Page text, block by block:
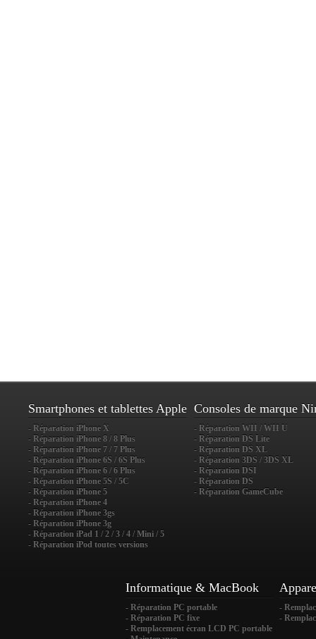
Smartphones et tablettes Apple
- Réparation iPhone X
- Réparation iPhone 8 / 8 Plus
- Réparation iPhone 7 / 7 Plus
- Réparation iPhone 6S / 6S Plus
- Réparation iPhone 6 / 6 Plus
- Réparation iPhone 5S / 5C
- Réparation iPhone 5
- Réparation iPhone 4
- Réparation iPhone 3gs
- Réparation iPhone 3g
- Réparation iPad 1 / 2 / 3 / 4 / Mini / 5
- Réparation iPod toutes versions
Consoles de marque
- Réparation WII / WII U
- Réparation DS Lite
- Réparation DS XL
- Réparation 3DS / 3DS XL
- Réparation DSI
- Réparation DS
- Réparation GameCube
Informatique & MacBook
- Réparation PC portable
- Réparation PC fixe
- Remplacement écran LCD PC portable
-
-